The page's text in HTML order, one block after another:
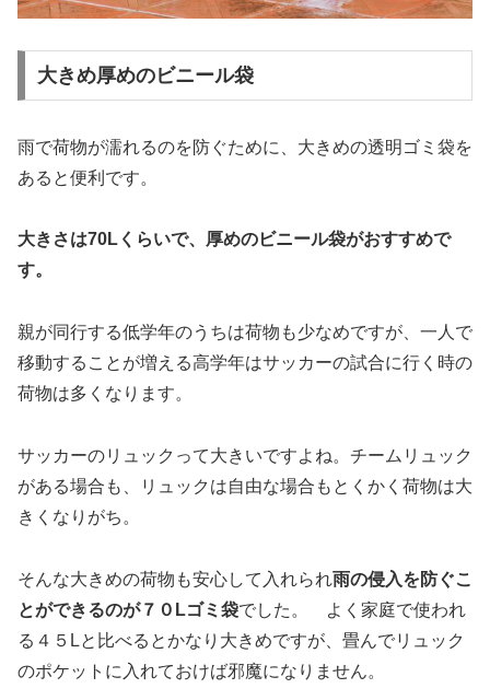
大きめ厚めのビニール袋
雨で荷物が濡れるのを防ぐために、大きめの透明ゴミ袋を
あると便利です。
大きさは70Lくらいで、厚めのビニール袋がおすすめで
す。
親が同行する低学年のうちは荷物も少なめですが、一人で
移動することが増える高学年はサッカーの試合に行く時の
荷物は多くなります。
サッカーのリュックって大きいですよね。チームリュック
がある場合も、リュックは自由な場合もとくかく荷物は大
きくなりがち。
そんな大きめの荷物も安心して入れられ雨の侵入を防ぐこ
とができるのが７０Lゴミ袋でした。 よく家庭で使われ
る４５Lと比べるとかなり大きめですが、畳んでリュック
のポケットに入れておけば邪魔になりません。